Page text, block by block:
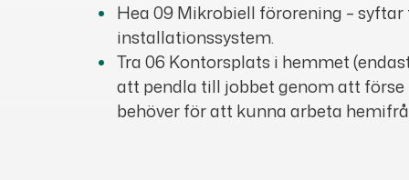
Hea 09 Mikrobiell förorening –
installationssystem.
Tra 06 Kontorsplats i hemmet
att pendla till jobbet genom att
behöver för att kunna arbeta